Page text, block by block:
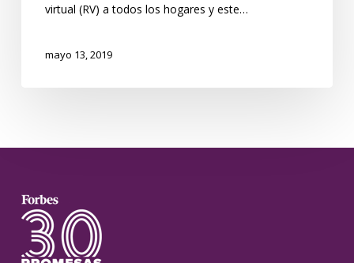
virtual (RV) a todos los hogares y este…
mayo 13, 2019